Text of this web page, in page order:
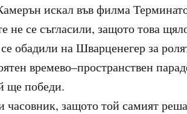
искал във филма
не се съгласили, защото това
обадили на Шварценегер за
времево–пространствен
ще победи.
часовник, защото той самият